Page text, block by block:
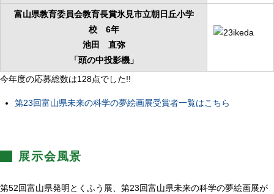
富山県教育委員会教育長賞氷見市立朝日丘小学
校 6年
池田 直弥
「頭の中投影機」
今年度の応募総数は128点でした!!
第23回富山県未来の科学の夢絵画展受賞者一覧はこちら
展示会風景
第52回富山県発明とくふう展、第23回富山県未来の科学の夢絵画展が